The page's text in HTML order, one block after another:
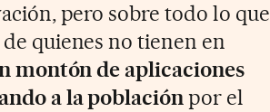
pero sobre todo lo que
quienes no tienen en
montón de aplicaciones
a la poblaciónpor el